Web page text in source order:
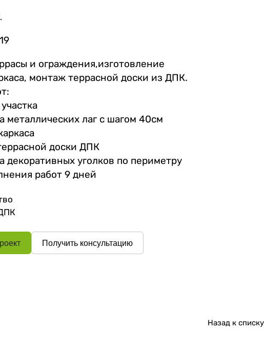
и ограждения,изготовление
монтаж террасной доски из ДПК.
металлических лаг с шагом 40см
доски ДПК
декоративных уголков по периметру
работ 9 дней
Получить консультацию
Назад к списку